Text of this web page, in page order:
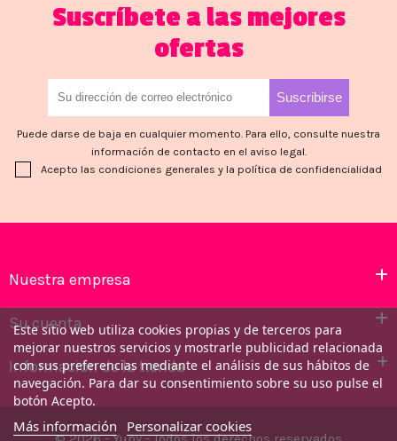
Suscríbete a las mejores
ofertas
Puede darse de baja en cualquier momento. Para ello, consulte nuestra
información de contacto en el aviso legal.
Acepto las condiciones generales y la política de confidencialidad
Nuestra empresa
Su cuenta
Información de la tienda
Este sitio web utiliza cookies propias y de terceros para
mejorar nuestros servicios y mostrarle publicidad relacionada
con sus preferencias mediante el análisis de sus hábitos de
navegación. Para dar su consentimiento sobre su uso pulse el
botón Acepto.
Más información Personalizar cookies